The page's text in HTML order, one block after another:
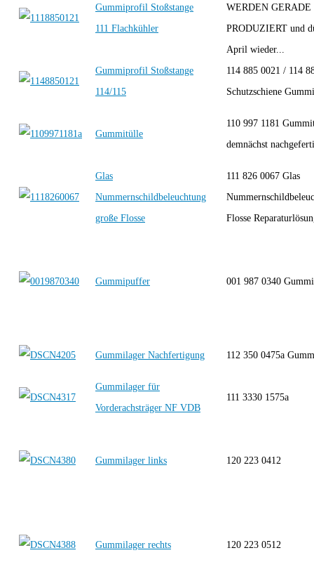
Gummiprofil Stoßstange
111 Flachkühler
WERDEN GERADE
PRODUZIERT und
April wieder...
Gummiprofil Stoßstange
114/115
114 885 0021 / 114
Schutzschiene
Gummitülle
110 997 1181
demnächst
Glas
Nummernschildbeleuchtung
große Flosse
111 826 0067 Glas
Flosse
Gummipuffer 001 987 0340
Gummilager Nachfertigung 112 350 0475a
Gummilager für
Vorderachsträger NF VDB
111 3330 1575a
Gummilager links 120 223 0412
Gummilager rechts 120 223 0512